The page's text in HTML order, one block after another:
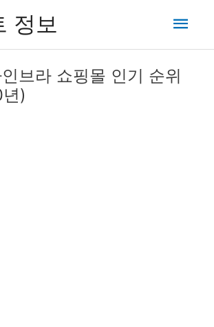
정보
메
인
메
브라 쇼핑몰 인기 순위
)